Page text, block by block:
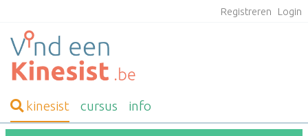
Registreren Login
kinesist cursus info